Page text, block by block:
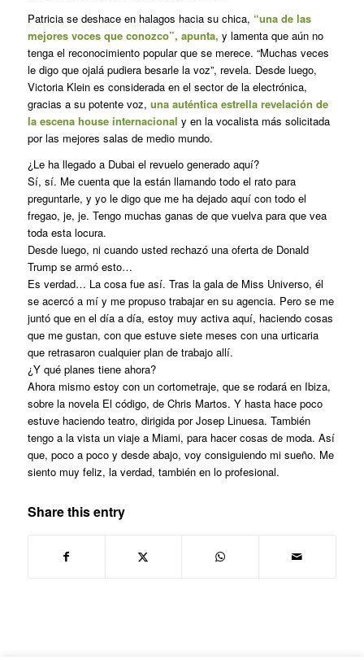
Patricia se deshace en halagos hacia su chica, “una de las
mejores voces que conozco”, apunta, y lamenta que aún no
tenga el reconocimiento popular que se merece. “Muchas veces
le digo que ojalá pudiera besarle la voz”, revela. Desde luego,
Victoria Klein es considerada en el sector de la electrónica,
gracias a su potente voz, una auténtica estrella revelación de
la escena house internacional y en la vocalista más solicitada
por las mejores salas de medio mundo.
¿Le ha llegado a Dubai el revuelo generado aquí?
Sí, sí. Me cuenta que la están llamando todo el rato para
preguntarle, y yo le digo que me ha dejado aquí con todo el
fregao, je, je. Tengo muchas ganas de que vuelva para que vea
toda esta locura.
Desde luego, ni cuando usted rechazó una oferta de Donald
Trump se armó esto…
Es verdad… La cosa fue así. Tras la gala de Miss Universo, él
se acercó a mí y me propuso trabajar en su agencia. Pero se me
juntó que en el día a día, estoy muy activa aquí, haciendo cosas
que me gustan, con que estuve siete meses con una urticaria
que retrasaron cualquier plan de trabajo allí.
¿Y qué planes tiene ahora?
Ahora mismo estoy con un cortometraje, que se rodará en Ibiza,
sobre la novela El código, de Chris Martos. Y hasta hace poco
estuve haciendo teatro, dirigida por Josep Linuesa. También
tengo a la vista un viaje a Miami, para hacer cosas de moda. Así
que, poco a poco y desde abajo, voy consiguiendo mi sueño. Me
siento muy feliz, la verdad, también en lo profesional.
Share this entry